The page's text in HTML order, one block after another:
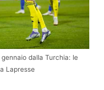
dalla Turchia: le
Lapresse